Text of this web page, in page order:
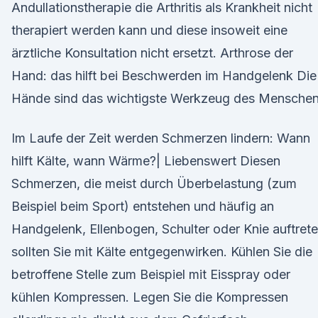
Andullationstherapie die Arthritis als Krankheit nicht
therapiert werden kann und diese insoweit eine
ärztliche Konsultation nicht ersetzt. Arthrose der
Hand: das hilft bei Beschwerden im Handgelenk Die
Hände sind das wichtigste Werkzeug des
Im Laufe der Zeit werden Schmerzen lindern: Wann
hilft Kälte, wann Wärme?| Liebenswert Diesen
Schmerzen, die meist durch Überbelastung (zum
Beispiel beim Sport) entstehen und häufig an
Handgelenk, Ellenbogen, Schulter oder Knie
sollten Sie mit Kälte entgegenwirken. Kühlen Sie die
betroffene Stelle zum Beispiel mit Eisspray oder
kühlen Kompressen. Legen Sie die Kompressen